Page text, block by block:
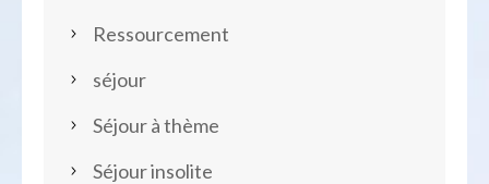
Ressourcement
séjour
Séjour à thème
Séjour insolite